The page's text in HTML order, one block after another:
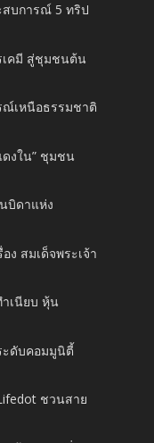
สบการณ์ 5 ทริป
เคมี สู่ชุมชนต้น
เหนือธรรมชาติ
ดงใน” ชุมชน
บิดาแห่ง
ง สมเด็จพระเจ้า
เนียบ หุ้น
ะดับคอมมูนิตี้
ชวนสาย